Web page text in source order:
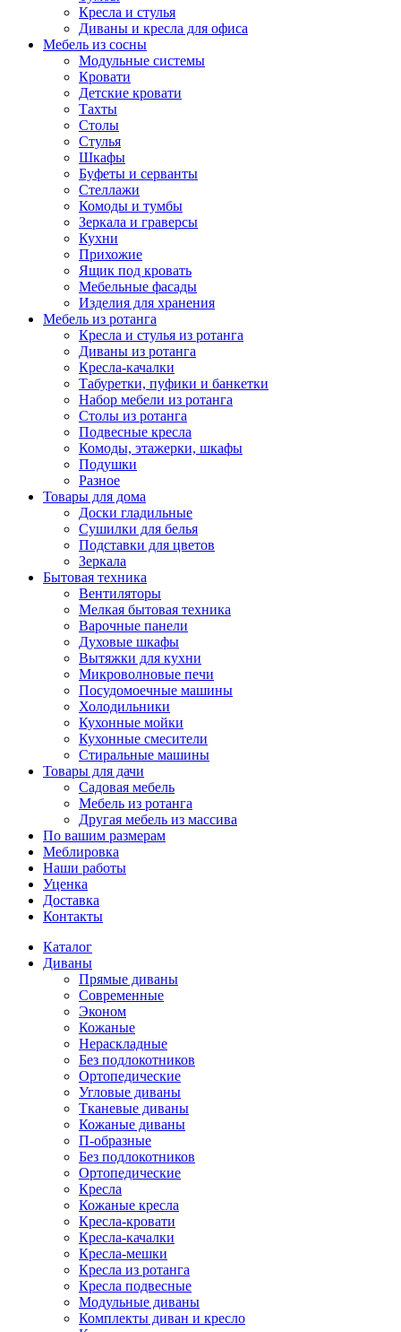
Кресла и стулья
Диваны и кресла для офиса
Мебель из сосны
Модульные системы
Кровати
Детские кровати
Тахты
Столы
Стулья
Шкафы
Буфеты и серванты
Стеллажи
Комоды и тумбы
Зеркала и граверсы
Кухни
Прихожие
Ящик под кровать
Мебельные фасады
Изделия для хранения
Мебель из ротанга
Кресла и стулья из ротанга
Диваны из ротанга
Кресла-качалки
Табуретки, пуфики и банкетки
Набор мебели из ротанга
Столы из ротанга
Подвесные кресла
Комоды, этажерки, шкафы
Подушки
Разное
Товары для дома
Доски гладильные
Сушилки для белья
Подставки для цветов
Зеркала
Бытовая техника
Вентиляторы
Мелкая бытовая техника
Варочные панели
Духовые шкафы
Вытяжки для кухни
Микроволновые печи
Посудомоечные машины
Холодильники
Кухонные мойки
Кухонные смесители
Стиральные машины
Товары для дачи
Садовая мебель
Мебель из ротанга
Другая мебель из массива
По вашим размерам
Меблировка
Наши работы
Уценка
Доставка
Контакты
Каталог
Диваны
Прямые диваны
Современные
Эконом
Кожаные
Нераскладные
Без подлокотников
Ортопедические
Угловые диваны
Тканевые диваны
Кожаные диваны
П-образные
Без подлокотников
Ортопедические
Кресла
Кожаные кресла
Кресла-кровати
Кресла-качалки
Кресла-мешки
Кресла из ротанга
Кресла подвесные
Модульные диваны
Комплекты диван и кресло